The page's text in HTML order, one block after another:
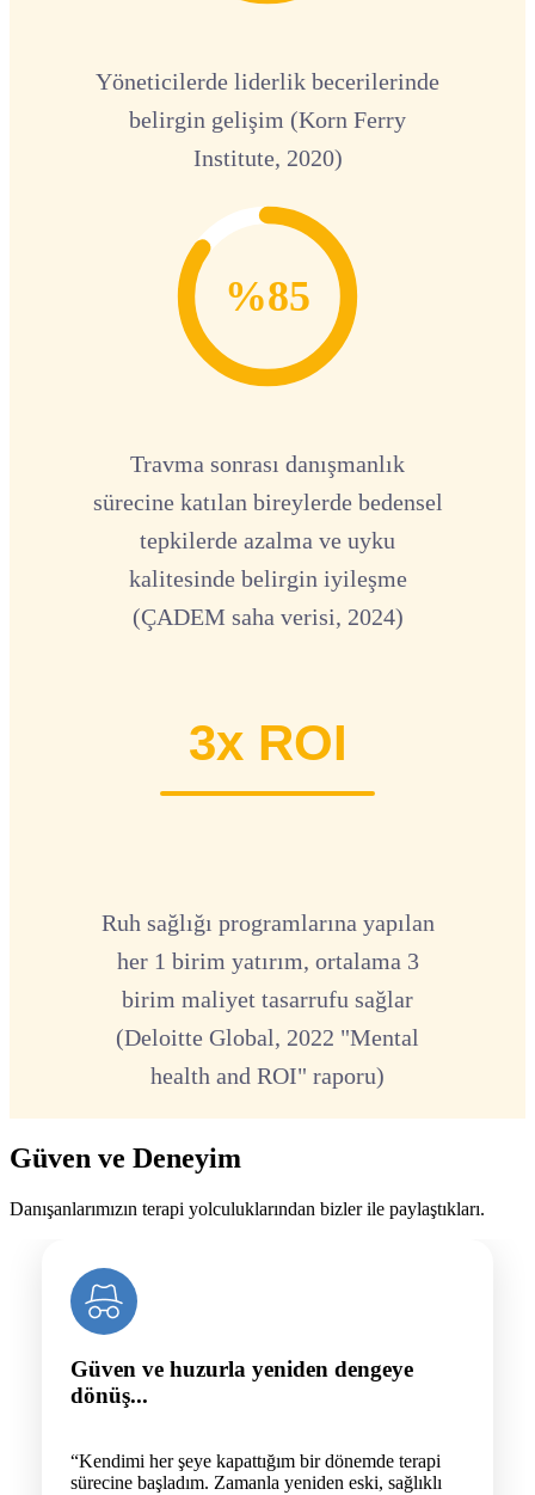
Yöneticilerde liderlik becerilerinde
belirgin gelişim (Korn Ferry
Institute, 2020)
%85
Travma sonrası danışmanlık
sürecine katılan bireylerde bedensel
tepkilerde azalma ve uyku
kalitesinde belirgin iyileşme
(ÇADEM saha verisi, 2024)
3x ROI
Ruh sağlığı programlarına yapılan
her 1 birim yatırım, ortalama 3
birim maliyet tasarrufu sağlar
(Deloitte Global, 2022 "Mental
health and ROI" raporu)
Güven ve Deneyim
Danışanlarımızın terapi yolculuklarından bizler ile paylaştıkları.
Güven ve huzurla yeniden dengeye
dönüş...
“Kendimi her şeye kapattığım bir dönemde terapi
sürecine başladım. Zamanla yeniden eski, sağlıklı